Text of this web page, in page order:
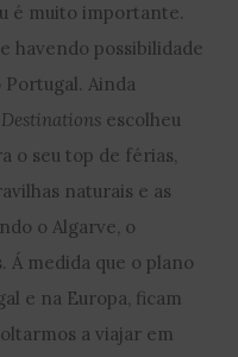
é muito importante.
havendo possibilidade
Ainda
escolheu
o seu top de férias,
naturais e as
o Algarve, o
Á medida que o plano
e na Europa, ficam
a viajar em